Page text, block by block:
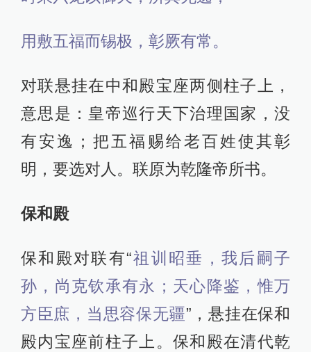
用敷五福而锡极，彰厥有常。
对联悬挂在中和殿宝座两侧柱子上，
意思是：皇帝巡行天下治理国家，没
有安逸；把五福赐给老百姓使其彰
明，要选对人。联原为乾隆帝所书。
保和殿
保和殿对联有“祖训昭垂，我后嗣子
孙，尚克钦承有永；天心降鉴，惟万
方臣庶，当思容保无疆”，悬挂在保和
殿内宝座前柱子上。保和殿在清代乾